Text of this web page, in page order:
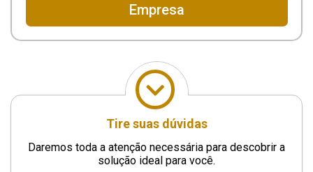
Empresa
Tire suas dúvidas
Daremos toda a atenção necessária para descobrir a
solução ideal para você.